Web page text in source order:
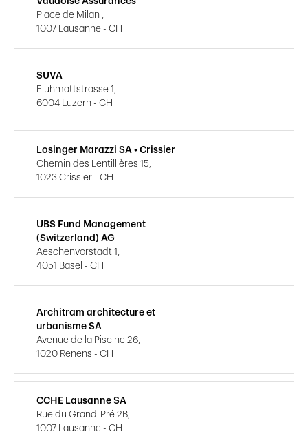
Place de Milan ,
1007 Lausanne - CH
SUVA
Fluhmattstrasse 1,
6004 Luzern - CH
Losinger Marazzi SA • Crissier
Chemin des Lentillières 15,
1023 Crissier - CH
UBS Fund Management
(Switzerland) AG
Aeschenvorstadt 1,
4051 Basel - CH
Architram architecture et
urbanisme SA
Avenue de la Piscine 26,
1020 Renens - CH
CCHE Lausanne SA
Rue du Grand-Pré 2B,
1007 Lausanne - CH